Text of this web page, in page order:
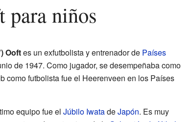
para niños
Ooftes un exfutbolista y entrenador de Países
de 1947. Como jugador, se desempeñaba como
como futbolista fue el Heerenveen en los Países
equipo fue el Júbilo IwatadeJapón. Es muy